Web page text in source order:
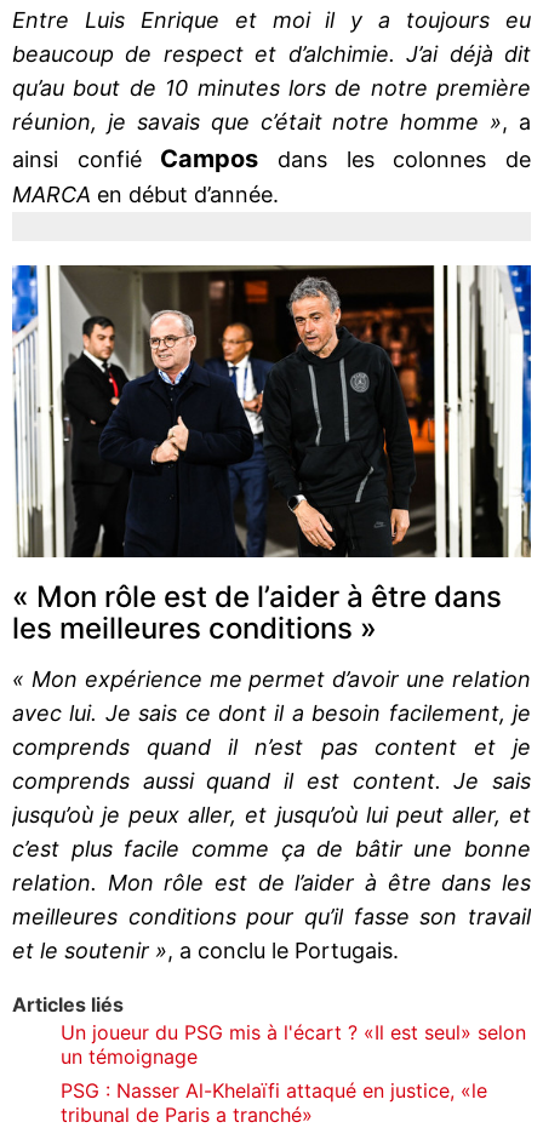
Entre Luis Enrique et moi il y a toujours eu
beaucoup de respect et d’alchimie. J’ai déjà dit
qu’au bout de 10 minutes lors de notre première
réunion, je savais que c’était notre homme », a
ainsi confié Campos
dans les colonnes de
MARCA en début d’année.
« Mon rôle est de l’aider à être dans
les meilleures conditions »
« Mon expérience me permet d’avoir une relation
avec lui. Je sais ce dont il a besoin facilement, je
comprends quand il n’est pas content et je
comprends aussi quand il est content. Je sais
jusqu’où je peux aller, et jusqu’où lui peut aller, et
c’est plus facile comme ça de bâtir une bonne
relation. Mon rôle est de l’aider à être dans les
meilleures conditions pour qu’il fasse son travail
et le soutenir », a conclu le Portugais.
Articles liés
Un joueur du PSG mis à l'écart ? «Il est seul» selon
un témoignage
PSG : Nasser Al-Khelaïfi attaqué en justice, «le
tribunal de Paris a tranché»